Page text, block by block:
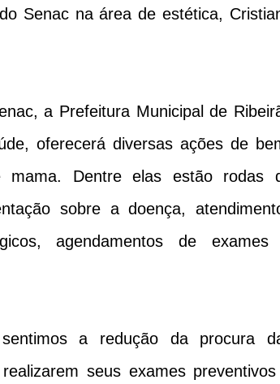
Senac na área de estética,
a Prefeitura Municipal de
oferecerá diversas ações de
Dentre elas estão rodas
sobre a doença,
agendamentos de
a redução da procura
seus exames